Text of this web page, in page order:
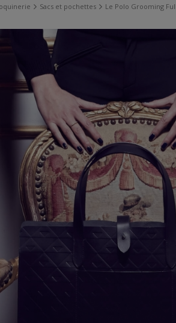
Sacs et pochettes Le Polo Grooming